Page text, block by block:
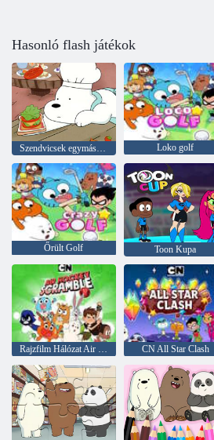
Hasonló flash játékok
Loko golf
Őrült Golf Toon Kupa
Rajzfilm Hálózat Air Hockey Scramble CN All Star Clash